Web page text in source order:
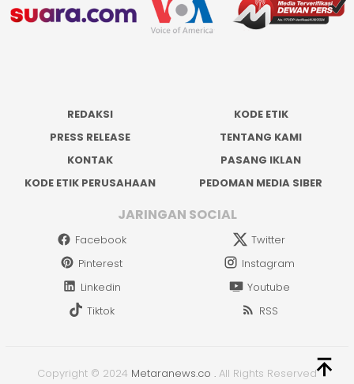
REDAKSI
KODE ETIK
PRESS RELEASE
TENTANG KAMI
KONTAK
PASANG IKLAN
KODE ETIK PERUSAHAAN
PEDOMAN MEDIA SIBER
JARINGAN SOCIAL
Facebook
Twitter
Pinterest
Instagram
Linkedin
Youtube
Tiktok
RSS
Copyright © 2024 Metaranews.co . All Rights Reserved